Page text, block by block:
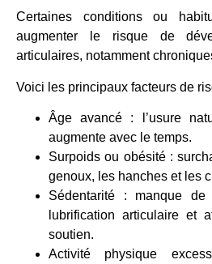
Certaines conditions ou
augmenter le risque de
articulaires, notamment
Voici les principaux facteurs de
Âge avancé : l’usure
augmente avec le temps.
Surpoids ou obésité :
genoux, les hanches et les
Sédentarité : manque
lubrification articulaire et
soutien.
Activité physique